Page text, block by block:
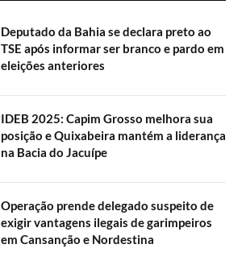
Deputado da Bahia se declara preto ao
TSE após informar ser branco e pardo em
eleições anteriores
IDEB 2025: Capim Grosso melhora sua
posição e Quixabeira mantém a liderança
na Bacia do Jacuípe
Operação prende delegado suspeito de
exigir vantagens ilegais de garimpeiros
em Cansanção e Nordestina